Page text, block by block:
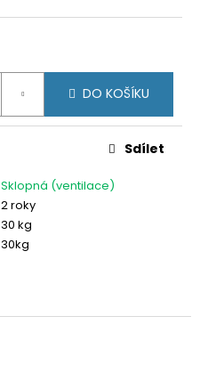
DO KOŠÍKU
Sklopná (ventilace)
2 roky
30 kg
30kg
Sdílet